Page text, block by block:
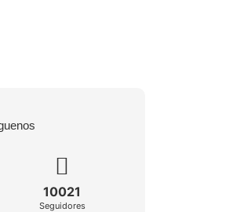
10021
Seguidores